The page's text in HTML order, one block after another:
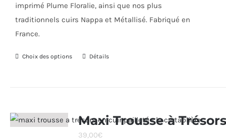
imprimé Plume Floralie, ainsi que nos plus
traditionnels cuirs Nappa et Métallisé. Fabriqué en
France.
Choix des options
Ce
variations.
Les
Détails
Maxi Trousse à Trésors
39,00€